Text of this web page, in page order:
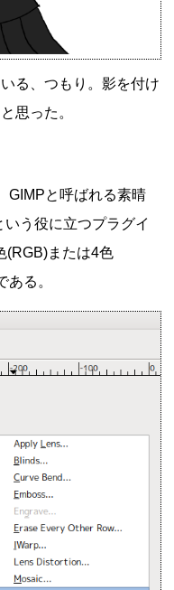
る、つもり。影を付け
思った。
GIMPと呼ばれる素晴
う役に立つプラグイ
(RGB)または4色
る。